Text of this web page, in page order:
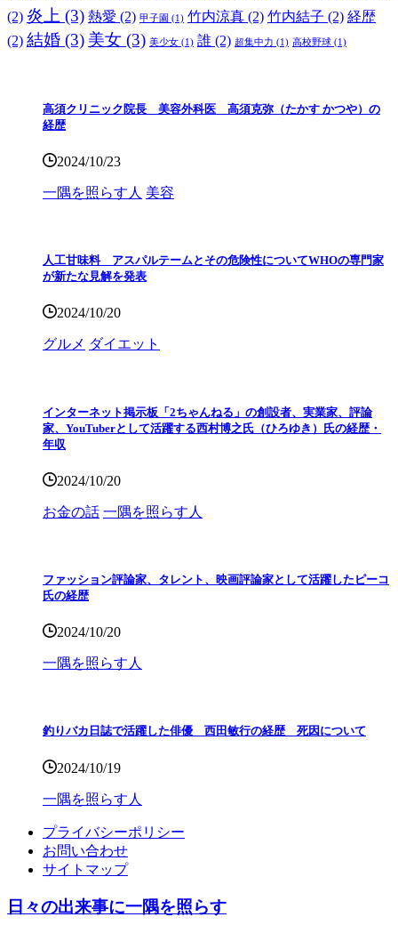
(2) 炎上 (3) 熱愛 (2) 甲子園 (1) 竹内涼真 (2) 竹内結子 (2) 経歴
(2) 結婚 (3) 美女 (3) 美少女 (1) 誰 (2) 超集中力 (1) 高校野球 (1)
高須クリニック院長 美容外科医 高須克弥（たかす かつや）の
経歴
2024/10/23
一隅を照らす人 美容
人工甘味料 アスパルテームとその危険性についてWHOの専門家
が新たな見解を発表
2024/10/20
グルメ ダイエット
インターネット掲示板「2ちゃんねる」の創設者、実業家、評論
家、YouTuberとして活躍する西村博之氏（ひろゆき）氏の経歴・
年収
2024/10/20
お金の話 一隅を照らす人
ファッション評論家、タレント、映画評論家として活躍したピーコ
氏の経歴
2024/10/20
一隅を照らす人
釣りバカ日誌で活躍した俳優 西田敏行の経歴 死因について
2024/10/19
一隅を照らす人
プライバシーポリシー
お問い合わせ
サイトマップ
日々の出来事に一隅を照らす